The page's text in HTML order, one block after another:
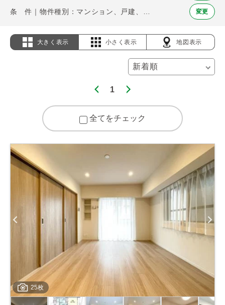
変更
大きく表示 小さく表示 地図表示
1
全てをチェック
25枚